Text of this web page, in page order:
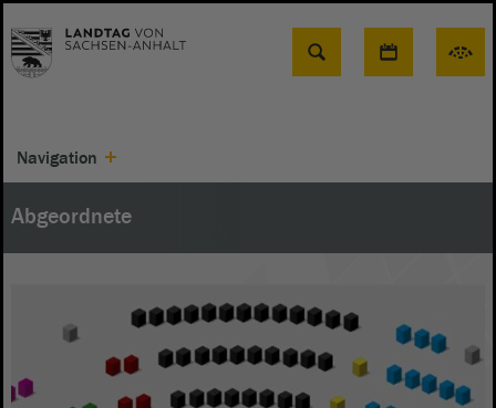
Suche
Navigation
Abgeordnete